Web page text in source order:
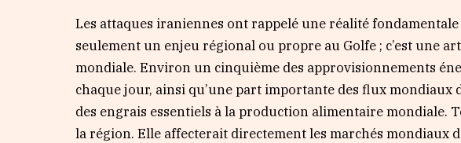
Les attaques iraniennes ont rappelé une réalité fondamentale
seulement un enjeu régional ou propre au Golfe ; c’est une
mondiale. Environ un cinquième des approvisionnements
chaque jour, ainsi qu’une part importante des flux mondiaux
des engrais essentiels à la production alimentaire mondiale.
la région. Elle affecterait directement les marchés mondiaux